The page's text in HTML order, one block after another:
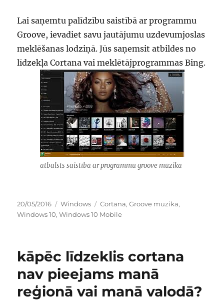
Lai saņemtu palīdzību saistībā ar programmu
Groove, ievadiet savu jautājumu uzdevumjoslas
meklēšanas lodziņā. Jūs saņemsit atbildes no
līdzekļa Cortana vai meklētājprogrammas Bing.
atbalsts saistībā ar programmu groove mūzika
Publicēts
20/05/2016 Kategorijas
Windows Birkas
Cortana,Groove muzika,
Windows 10,Windows 10 Mobile
kāpēc līdzeklis cortana
nav pieejams manā
reģionā vai manā valodā?